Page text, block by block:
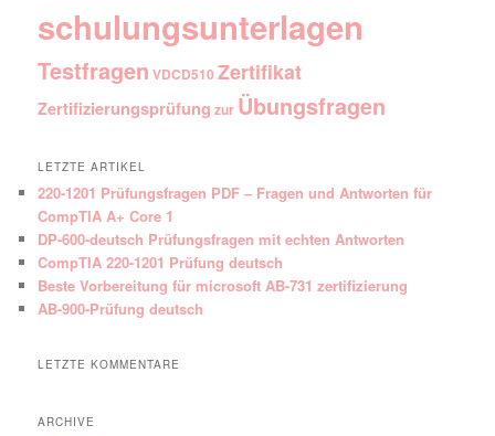
schulungsunterlagen
Testfragen VDCD510 Zertifikat
Zertifizierungsprüfung zur Übungsfragen
LETZTE ARTIKEL
220-1201 Prüfungsfragen PDF – Fragen und Antworten für
CompTIA A+ Core 1
DP-600-deutsch Prüfungsfragen mit echten Antworten
CompTIA 220-1201 Prüfung deutsch
Beste Vorbereitung für microsoft AB-731 zertifizierung
AB-900-Prüfung deutsch
LETZTE KOMMENTARE
ARCHIVE